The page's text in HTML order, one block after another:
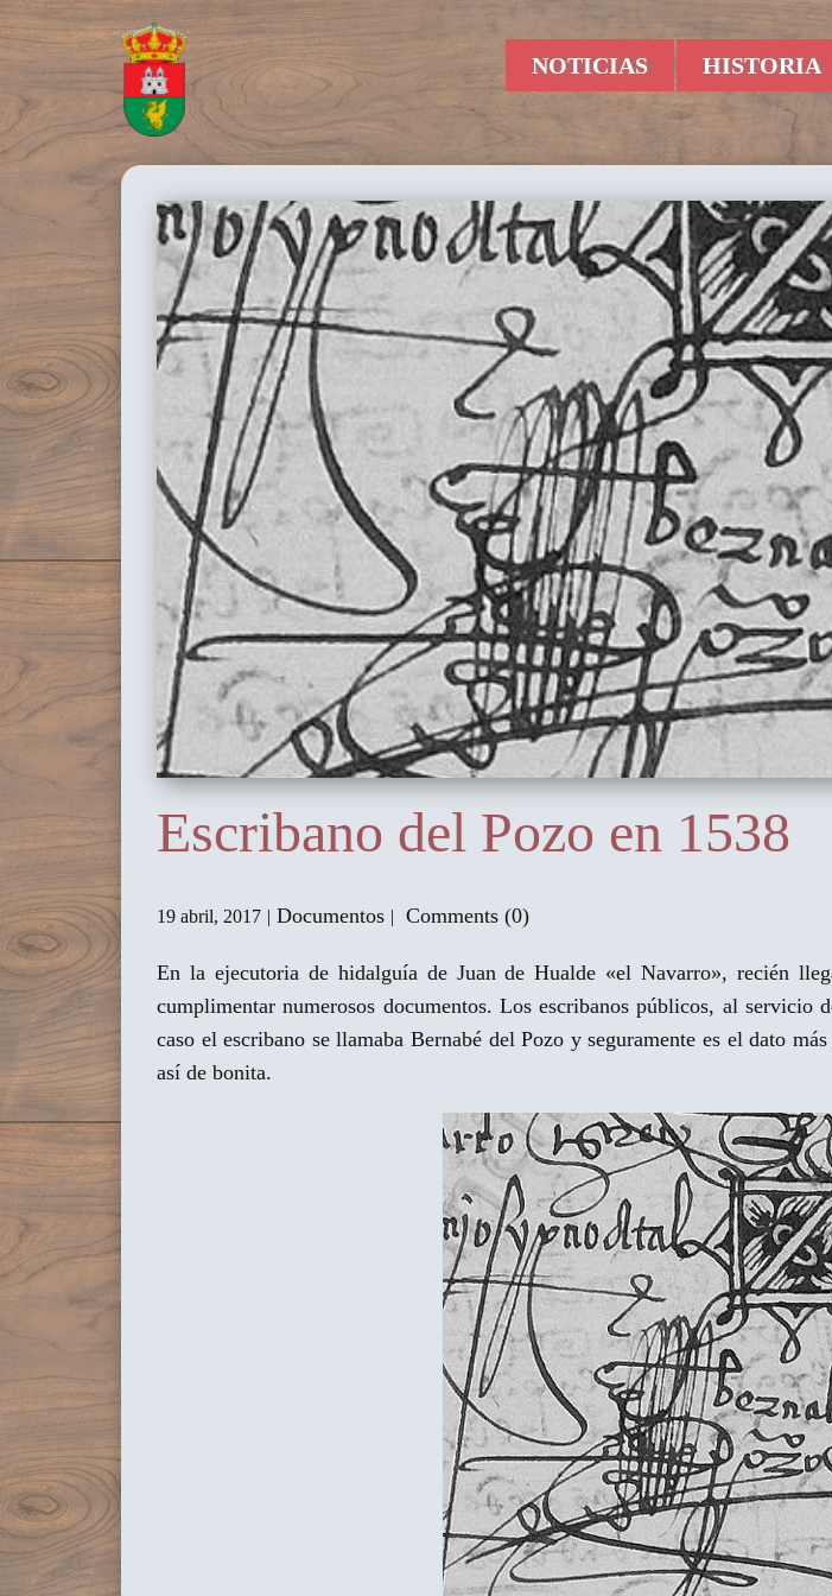
NOTICIAS HISTORIA
Escribano del Pozo en 1538
19 abril, 2017 Documentos Comments (0)
En la ejecutoria de hidalguía de Juan de Hualde «el Navarro», recién
cumplimentar numerosos documentos. Los escribanos públicos, al
caso el escribano se llamaba Bernabé del Pozo y seguramente es el dato
así de bonita.